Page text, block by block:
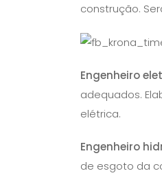
construção.
Engenheiro
adequados.
elétrica.
Engenheiro
de esgoto da